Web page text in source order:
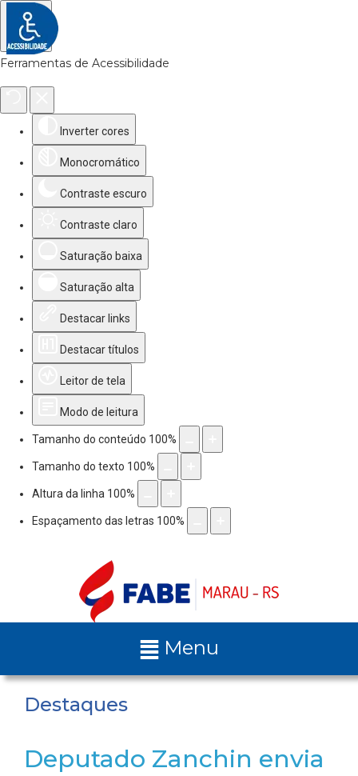
Ferramentas de Acessibilidade
Inverter cores
Monocromático
Contraste escuro
Contraste claro
Saturação baixa
Saturação alta
Destacar links
Destacar títulos
Leitor de tela
Modo de leitura
Tamanho do conteúdo 100%
Tamanho do texto 100%
Altura da linha 100%
Espaçamento das letras 100%
Menu
Destaques
Deputado Zanchin envia